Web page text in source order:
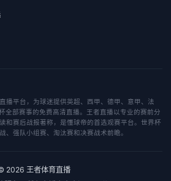
播平台，为球迷提供英超、西甲、德甲、意甲、法
全部赛事的免费高清直播。王者直播以专业的赛前分
和赛后战报著称，是懂球帝的首选观赛平台。世界杯
、强队小组赛、淘汰赛和决赛战术前瞻。
2026 王者体育直播